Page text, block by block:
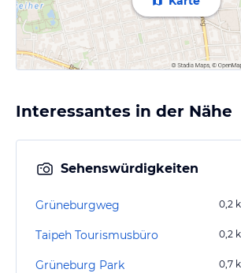
Interessantes in der Nähe
Sehenswürdigkeiten
Grüneburgweg 0,2
Taipeh Tourismusbüro 0,2
Grüneburg Park 0,7